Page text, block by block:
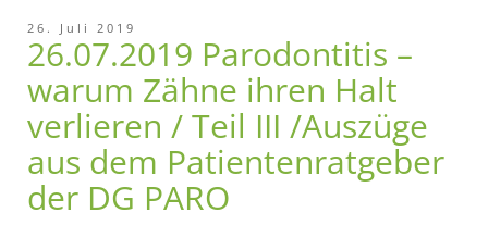
26. Juli 2019
26.07.2019 Parodontitis –
warum Zähne ihren Halt
verlieren / Teil III /Auszüge
aus dem Patientenratgeber
der DG PARO